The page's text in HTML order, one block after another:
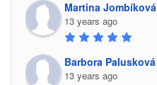
Martina Jombíková
13 years ago
Barbora Palusková
13 years ago